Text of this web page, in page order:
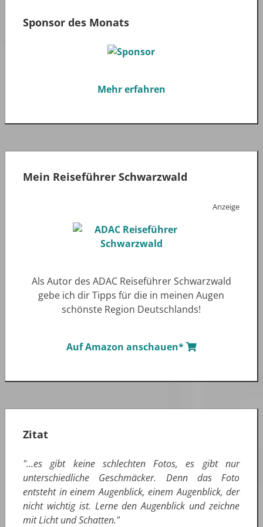
Sponsor des Monats
Mehr erfahren
Mein Reiseführer Schwarzwald
Anzeige
Als Autor des ADAC Reiseführer Schwarzwald
gebe ich dir Tipps für die in meinen Augen
schönste Region Deutschlands!
Auf Amazon anschauen*
Zitat
"…es gibt keine schlechten Fotos, es gibt nur
unterschiedliche Geschmäcker. Denn das Foto
entsteht in einem Augenblick, einem Augenblick, der
nicht wichtig ist. Lerne den Augenblick und zeichne
mit Licht und Schatten."